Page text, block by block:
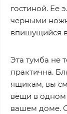
гостиной. Ее
черными
впишущийся
Эта тумба не
практична.
ящикам, вы
вещи в одном
вашем доме.